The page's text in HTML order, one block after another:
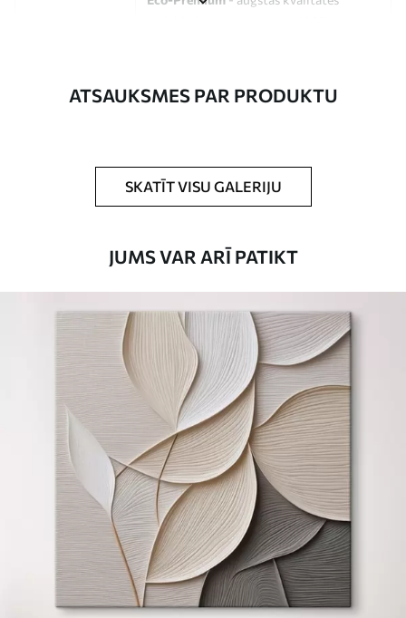
Jūs varat pievienot lakas pārklājumu.
No15.00€
Eco-Premium
.00
ATSAUKSMES PAR PRODUKTU
SKATĪT VISU GALERIJU
JUMS VAR ARĪ PATIKT